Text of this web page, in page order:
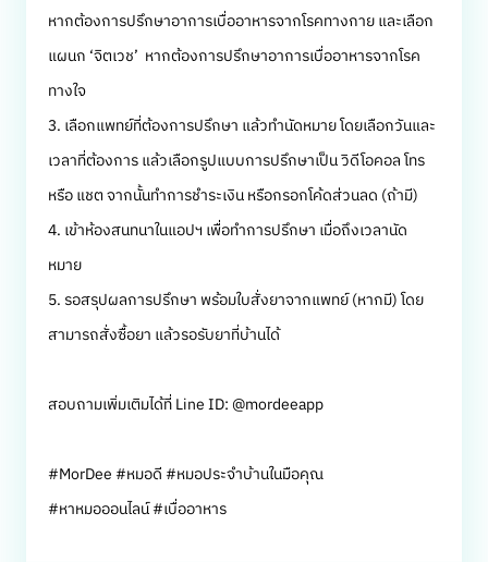
หากต้องการปรึกษาอาการเบื่ออาหารจากโรคทางกาย และเลือก
แผนก ‘จิตเวช’ หากต้องการปรึกษาอาการเบื่ออาหารจากโรค
ทางใจ
3. เลือกแพทย์ที่ต้องการปรึกษา แล้วทำนัดหมาย โดยเลือกวันและ
เวลาที่ต้องการ แล้วเลือกรูปแบบการปรึกษาเป็น วิดีโอคอล โทร
หรือ แชต จากนั้นทำการชำระเงิน หรือกรอกโค้ดส่วนลด (ถ้ามี)
4. เข้าห้องสนทนาในแอปฯ เพื่อทำการปรึกษา เมื่อถึงเวลานัด
หมาย
5. รอสรุปผลการปรึกษา พร้อมใบสั่งยาจากแพทย์ (หากมี) โดย
สามารถสั่งซื้อยา แล้วรอรับยาที่บ้านได้
สอบถามเพิ่มเติมได้ที่ Line ID: @mordeeapp
#MorDee #หมอดี #หมอประจำบ้านในมือคุณ
#หาหมอออนไลน์ #เบื่ออาหาร